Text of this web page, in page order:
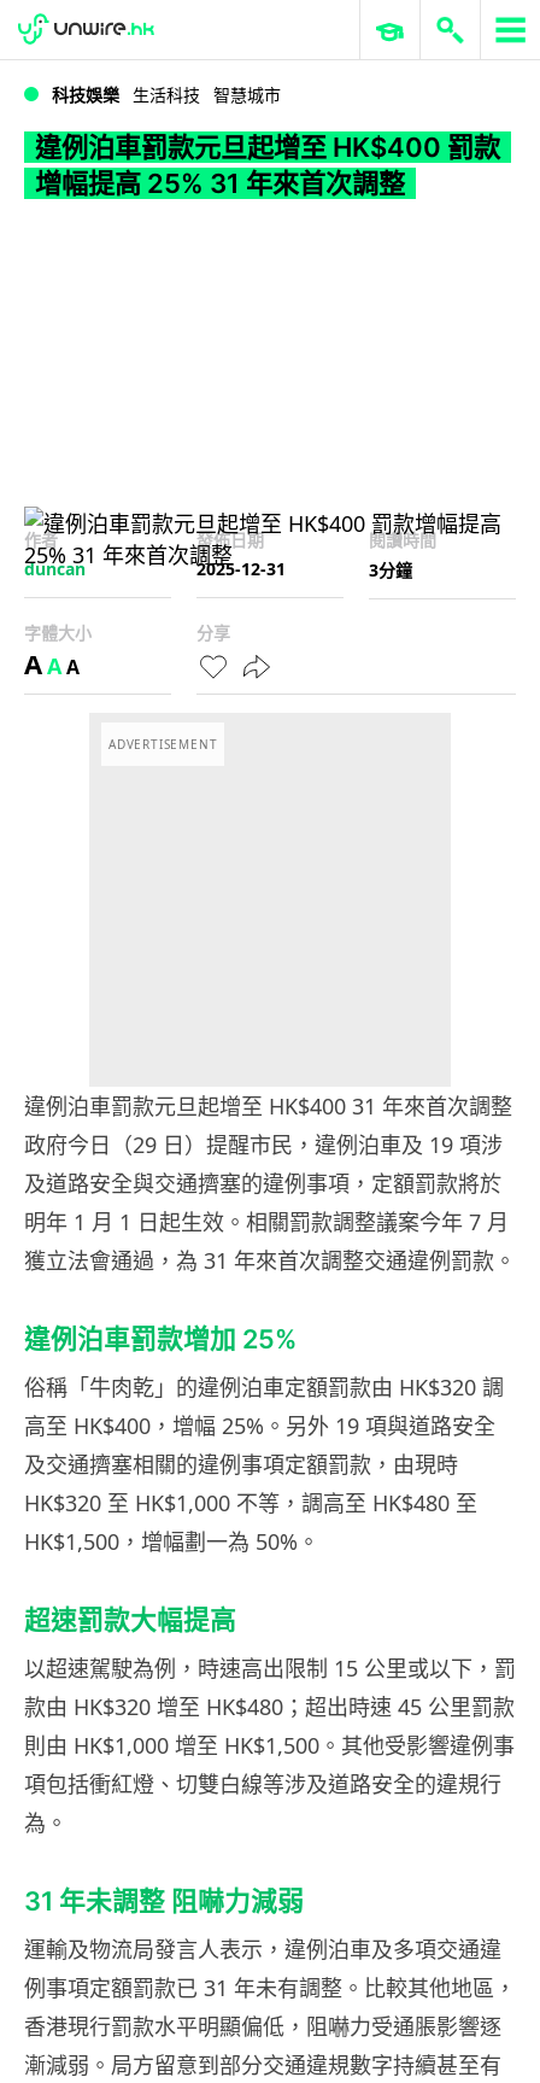
WWDC 2026 ERP 與商業 AI
科技娛樂 生活科技 智慧城市
違例泊車罰款元旦起增至 HK$400 罰款
增幅提高 25% 31 年來首次調整
作者
duncan
發佈日期
2025-12-31
閱讀時間
3分鐘
字體大小
AAA
分享
ADVERTISEMENT
違例泊車罰款元旦起增至 HK$400 31 年來首次調整
政府今日（29 日）提醒市民，違例泊車及 19 項涉
及道路安全與交通擠塞的違例事項，定額罰款將於
明年 1 月 1 日起生效。相關罰款調整議案今年 7 月
獲立法會通過，為 31 年來首次調整交通違例罰款。
違例泊車罰款增加 25%
俗稱「牛肉乾」的違例泊車定額罰款由 HK$320 調
高至 HK$400，增幅 25%。另外 19 項與道路安全
及交通擠塞相關的違例事項定額罰款，由現時
HK$320 至 HK$1,000 不等，調高至 HK$480 至
HK$1,500，增幅劃一為 50%。
超速罰款大幅提高
以超速駕駛為例，時速高出限制 15 公里或以下，罰
款由 HK$320 增至 HK$480；超出時速 45 公里罰款
則由 HK$1,000 增至 HK$1,500。其他受影響違例事
項包括衝紅燈、切雙白線等涉及道路安全的違規行
為。
31 年未調整 阻嚇力減弱
運輸及物流局發言人表示，違例泊車及多項交通違
例事項定額罰款已 31 年未有調整。比較其他地區，
香港現行罰款水平明顯偏低，阻嚇力受通脹影響逐
漸減弱。局方留意到部分交通違規數字持續甚至有